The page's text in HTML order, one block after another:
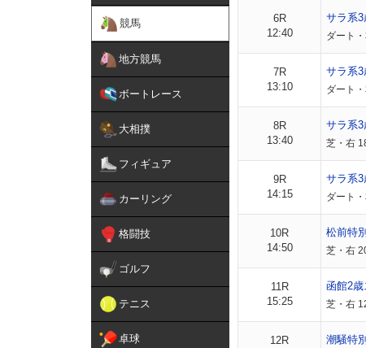
競馬
地方競馬
ボートレース
大相撲
フィギュア
カーリング
格闘技
ゴルフ
テニス
卓球
6R
12:40
サラ系
ダート
7R
13:10
サラ系
ダート
8R
13:40
サラ系
芝・右
9R
14:15
サラ系
ダート
10R
14:50
松前特別
芝・右
11R
15:25
函館2歳
芝・右
12R
潮騒特別